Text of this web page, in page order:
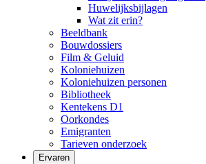
Huwelijksbijlagen
Wat zit erin?
Beeldbank
Bouwdossiers
Film & Geluid
Koloniehuizen
Koloniehuizen personen
Bibliotheek
Kentekens D1
Oorkondes
Emigranten
Tarieven onderzoek
Ervaren